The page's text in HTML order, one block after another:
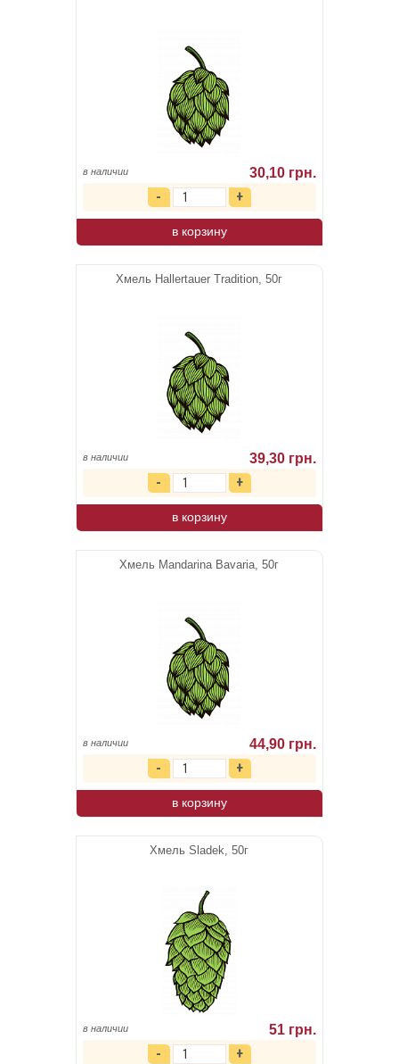
в наличии 30,10 грн.
в корзину
Хмель Hallertauer Tradition, 50г
в наличии 39,30 грн.
в корзину
Хмель Mandarina Bavaria, 50г
в наличии 44,90 грн.
в корзину
Хмель Sladek, 50г
в наличии 51 грн.